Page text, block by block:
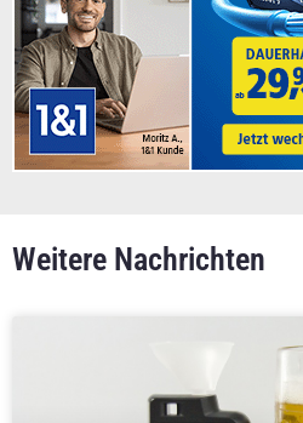
Weitere Nachrichten